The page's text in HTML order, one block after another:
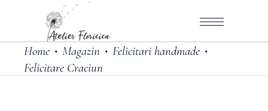
Home • Magazin • Felicitari handmade •
Felicitare Craciun